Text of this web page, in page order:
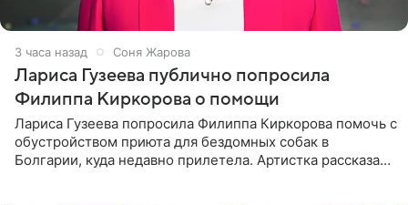
3 часа назад Соня Жарова
Лариса Гузеева публично попросила
Филиппа Киркорова о помощи
Лариса Гузеева попросила Филиппа Киркорова помочь с
обустройством приюта для бездомных собак в
Болгарии, куда недавно прилетела. Артистка рассказала